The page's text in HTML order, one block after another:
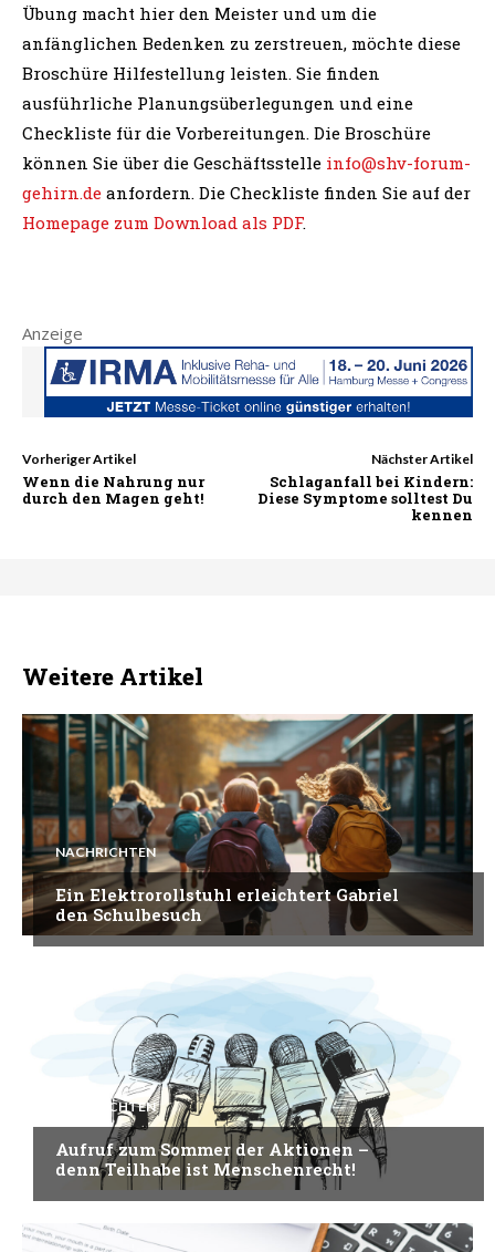
Übung macht hier den Meister und um die
anfänglichen Bedenken zu zerstreuen, möchte diese
Broschüre Hilfestellung leisten. Sie finden
ausführliche Planungsüberlegungen und eine
Checkliste für die Vorbereitungen. Die Broschüre
können Sie über die Geschäftsstelle info@shv-forum-
gehirn.de anfordern. Die Checkliste finden Sie auf der
Homepage zum Download als PDF.
Anzeige
Vorheriger Artikel
Wenn die Nahrung nur
durch den Magen geht!
Nächster Artikel
Schlaganfall bei Kindern:
Diese Symptome solltest Du
kennen
Weitere Artikel
NACHRICHTEN
Ein Elektrorollstuhl erleichtert Gabriel
den Schulbesuch
NACHRICHTEN
Aufruf zum Sommer der Aktionen –
denn Teilhabe ist Menschenrecht!